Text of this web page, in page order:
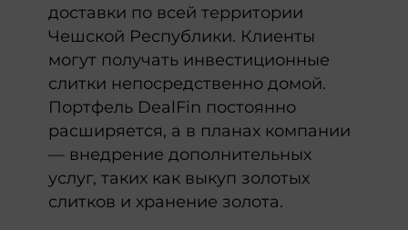
доставки по всей территории
Чешской Республики. Клиенты
могут получать инвестиционные
слитки непосредственно домой.
Портфель DealFin постоянно
расширяется, а в планах компании
— внедрение дополнительных
услуг, таких как выкуп золотых
слитков и хранение золота.